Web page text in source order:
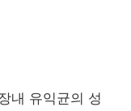
내 유익균의 성